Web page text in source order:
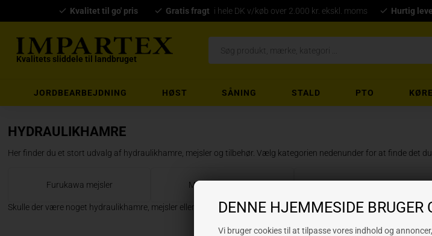
DENNE HJEMMESIDE BRUGER
Vi bruger cookies til at tilpasse vores indhold og
Kvalitet til go' pris Gratis fragt i hele DK v/køb over 2.000 kr. ekskl. moms Hurtig
Kvalitets sliddele til landbruget
JORDBEARBEJDNING HØST SÅNING STALD PTO
HYDRAULIKHAMRE
Her finder du et stort udvalg af hydraulikhamre, mejsler og tilbehør. Vælg kategorien nedenunder for at finde det
Furukawa mejsler Montabert mejsler
Skulle der være noget hydraulikhamre, mejsler eller tilbehør du ikke finder på hjemmesiden, så tag endelig fat i os,